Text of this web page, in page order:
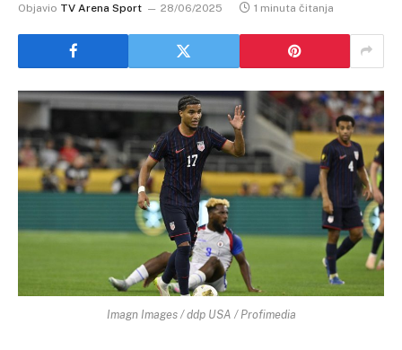
Objavio TV Arena Sport 28/06/2025 1 minuta čitanja
Imagn Images / ddp USA / Profimedia